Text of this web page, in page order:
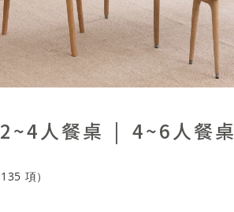
2~4人餐桌 4~6人餐桌
135 項）